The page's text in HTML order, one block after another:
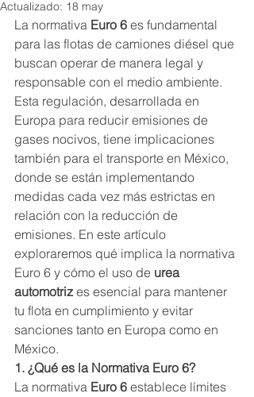
Actualizado: 18 may
La normativa Euro 6 es fundamental
para las flotas de camiones diésel que
buscan operar de manera legal y
responsable con el medio ambiente.
Esta regulación, desarrollada en
Europa para reducir emisiones de
gases nocivos, tiene implicaciones
también para el transporte en México,
donde se están implementando
medidas cada vez más estrictas en
relación con la reducción de
emisiones. En este artículo
exploraremos qué implica la normativa
Euro 6 y cómo el uso de urea
automotriz es esencial para mantener
tu flota en cumplimiento y evitar
sanciones tanto en Europa como en
México.
1. ¿Qué es la Normativa Euro 6?
La normativa Euro 6 establece límites